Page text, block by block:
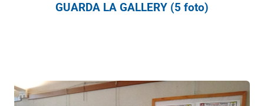
GUARDA LA GALLERY (5 foto)